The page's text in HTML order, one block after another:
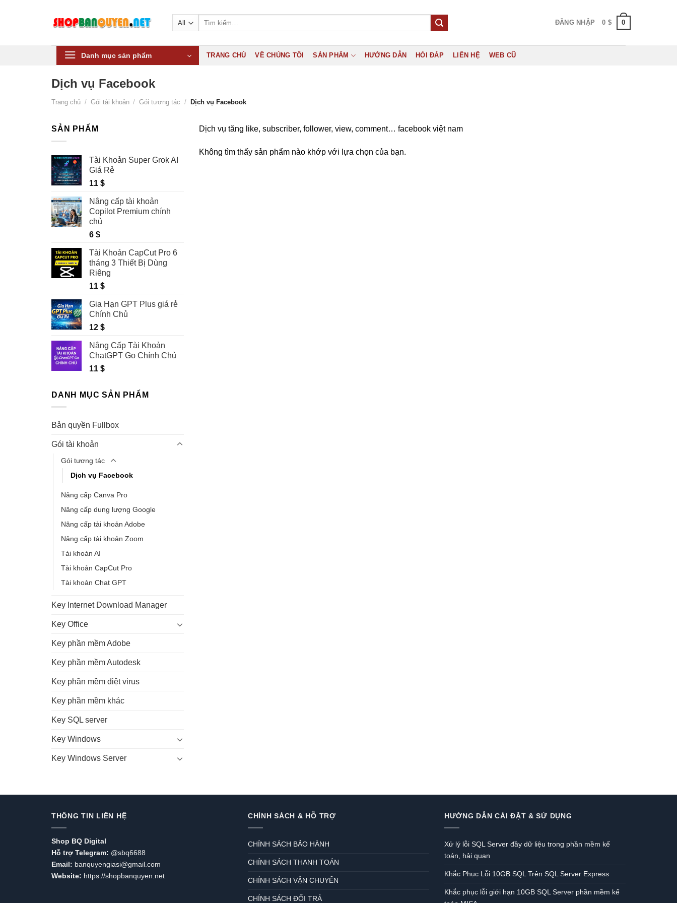
ĐĂNG NHẬP 0 $ 0
Danh mục sản phẩm TRANG CHỦ VỀ CHÚNG TÔI SẢN PHẨM HƯỚNG DẪN HỎI ĐÁP LIÊN HỆ WEB CŨ
Dịch vụ Facebook
Trang chủ / Gói tài khoản / Gói tương tác / Dịch vụ Facebook
SẢN PHẨM
Tài Khoản Super Grok AI
Giá Rẻ
11 $
Nâng cấp tài khoản
Copilot Premium chính
chủ
6 $
Tài Khoản CapCut Pro 6
tháng 3 Thiết Bị Dùng
Riêng
11 $
Gia Hạn GPT Plus giá rẻ
Chính Chủ
12 $
Nâng Cấp Tài Khoản
ChatGPT Go Chính Chủ
11 $
DANH MỤC SẢN PHẨM
Bản quyền Fullbox
Gói tài khoản
Gói tương tác
Dịch vụ Facebook
Nâng cấp Canva Pro
Nâng cấp dung lượng Google
Nâng cấp tài khoản Adobe
Nâng cấp tài khoản Zoom
Tài khoản AI
Tài khoản CapCut Pro
Tài khoản Chat GPT
Key Internet Download Manager
Key Office
Key phần mềm Adobe
Key phần mềm Autodesk
Key phần mềm diệt virus
Key phần mềm khác
Key SQL server
Key Windows
Key Windows Server
Dịch vụ tăng like, subscriber, follower, view, comment… facebook việt nam
Không tìm thấy sản phẩm nào khớp với lựa chọn của bạn.
THÔNG TIN LIÊN HỆ
Shop BQ Digital
Hỗ trợ Telegram: @sbq6688
Email: banquyengiasi@gmail.com
Website: https://shopbanquyen.net
CHÍNH SÁCH & HỖ TRỢ
CHÍNH SÁCH BẢO HÀNH
CHÍNH SÁCH THANH TOÁN
CHÍNH SÁCH VẬN CHUYỂN
CHÍNH SÁCH ĐỔI TRẢ
HƯỚNG DẪN CÀI ĐẶT & SỬ DỤNG
Xử lý lỗi SQL Server đầy dữ liệu trong phần mềm kế
toán, hải quan
Khắc Phục Lỗi 10GB SQL Trên SQL Server Express
Khắc phục lỗi giới hạn 10GB SQL Server phần mềm kế